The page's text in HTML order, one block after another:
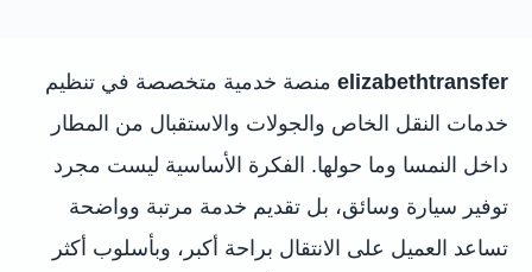
elizabethtransfer منصة خدمية متخصصة في تنظيم
خدمات النقل الخاص والجولات والاستقبال من المطار
داخل النمسا وما حولها. الفكرة الأساسية ليست مجرد
توفير سيارة وسائق، بل تقديم خدمة مرتبة وواضحة
تساعد العميل على الانتقال براحة أكبر، وبأسلوب أكثر